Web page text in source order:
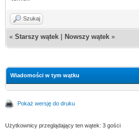
Szukaj
« Starszy wątek Nowszy wątek »
Wiadomości w tym wątku
Pokaż wersję do druku
Użytkownicy przeglądający ten wątek: 3 gości